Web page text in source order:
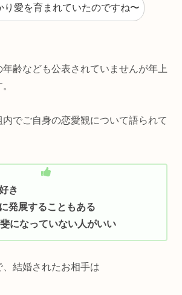
り愛を育まれていたのですね〜
齢なども公表されていませんが年上
内でご自身の恋愛観について語られて
き
発展することもある
になっていない人がいい
、結婚されたお相手は